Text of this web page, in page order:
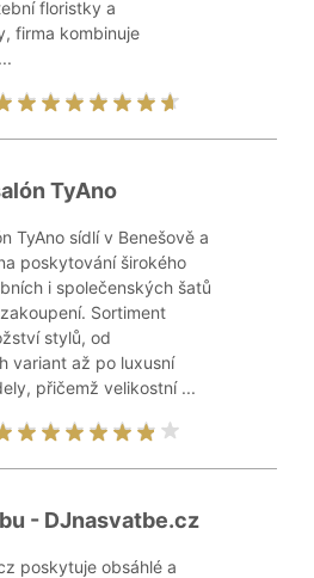
floristky a
firma kombinuje
TyAno
TyAno sídlí v Benešově a
poskytování širokého
i společenských šatů
Sortiment
stylů, od
variant až po luxusní
přičemž velikostní ...
- DJnasvatbe.cz
poskytuje obsáhlé a